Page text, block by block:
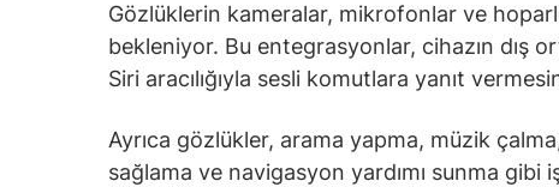
Gözlüklerin kameralar, mikrofonlar ve
bekleniyor. Bu entegrasyonlar, cihazın dış
Siri aracılığıyla sesli komutlara yanıt
Ayrıca gözlükler, arama yapma, müzik
sağlama ve navigasyon yardımı sunma gibi